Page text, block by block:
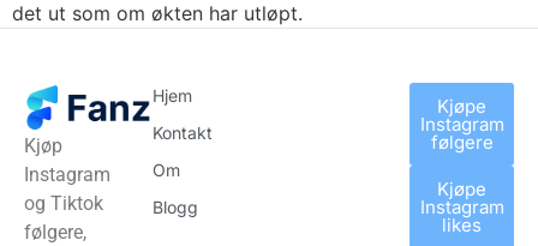
det ut som om økten har utløpt.
Kjøp
Instagram
og Tiktok
følgere,
Hjem
Kontakt
Om
Blogg
Kjøpe
Instagram
følgere
Kjøpe
Instagram
likes